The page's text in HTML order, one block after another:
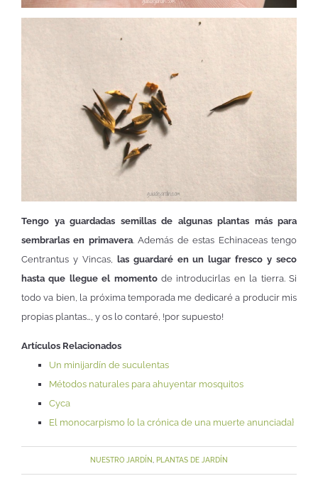
Tengo ya guardadas semillas de algunas plantas más para
sembrarlas en primavera. Además de estas Echinaceas tengo
Centrantus y Vincas, las guardaré en un lugar fresco y seco
hasta que llegue el momentode introducirlas en la tierra. Si
todo va bien, la próxima temporada me dedicaré a producir mis
propias plantas…, y os lo contaré, !por supuesto!
Artículos Relacionados
Un minijardín de suculentas
Métodos naturales para ahuyentar mosquitos
Cyca
El monocarpismo {o la crónica de una muerte anunciada}
NUESTRO JARDÍN PLANTAS DE JARDÍN